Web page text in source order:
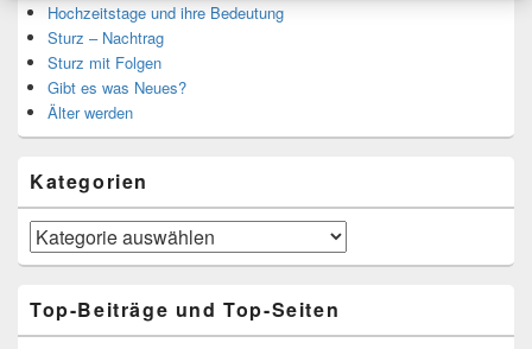
Hochzeitstage und ihre Bedeutung
Sturz – Nachtrag
Sturz mit Folgen
Gibt es was Neues?
Älter werden
Kategorien
Kategorien
Top-Beiträge und Top-Seiten